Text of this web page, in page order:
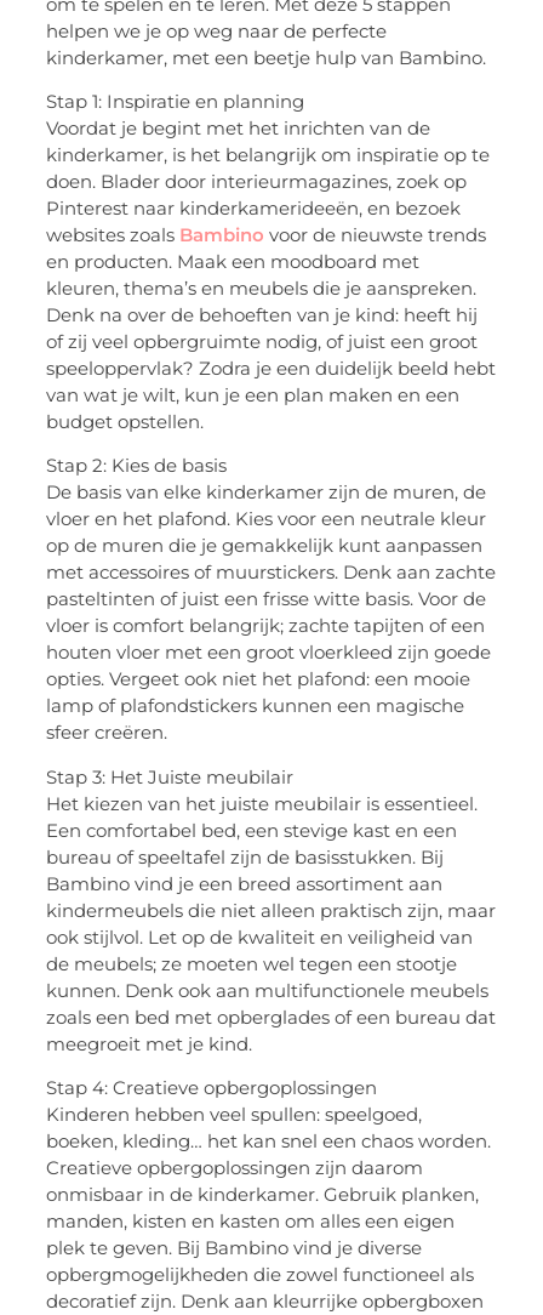
helpen we je op weg naar de perfecte
kinderkamer, met een beetje hulp van Bambino.
Stap 1: Inspiratie en planning
Voordat je begint met het inrichten van de
kinderkamer, is het belangrijk om inspiratie op te
doen. Blader door interieurmagazines, zoek op
Pinterest naar kinderkamerideeën, en bezoek
websites zoals Bambino voor de nieuwste trends
en producten. Maak een moodboard met
kleuren, thema’s en meubels die je aanspreken.
Denk na over de behoeften van je kind: heeft hij
of zij veel opbergruimte nodig, of juist een groot
speeloppervlak? Zodra je een duidelijk beeld hebt
van wat je wilt, kun je een plan maken en een
budget opstellen.
Stap 2: Kies de basis
De basis van elke kinderkamer zijn de muren, de
vloer en het plafond. Kies voor een neutrale kleur
op de muren die je gemakkelijk kunt aanpassen
met accessoires of muurstickers. Denk aan zachte
pasteltinten of juist een frisse witte basis. Voor de
vloer is comfort belangrijk; zachte tapijten of een
houten vloer met een groot vloerkleed zijn goede
opties. Vergeet ook niet het plafond: een mooie
lamp of plafondstickers kunnen een magische
sfeer creëren.
Stap 3: Het Juiste meubilair
Het kiezen van het juiste meubilair is essentieel.
Een comfortabel bed, een stevige kast en een
bureau of speeltafel zijn de basisstukken. Bij
Bambino vind je een breed assortiment aan
kindermeubels die niet alleen praktisch zijn, maar
ook stijlvol. Let op de kwaliteit en veiligheid van
de meubels; ze moeten wel tegen een stootje
kunnen. Denk ook aan multifunctionele meubels
zoals een bed met opberglades of een bureau dat
meegroeit met je kind.
Stap 4: Creatieve opbergoplossingen
Kinderen hebben veel spullen: speelgoed,
boeken, kleding… het kan snel een chaos worden.
Creatieve opbergoplossingen zijn daarom
onmisbaar in de kinderkamer. Gebruik planken,
manden, kisten en kasten om alles een eigen
plek te geven. Bij Bambino vind je diverse
opbergmogelijkheden die zowel functioneel als
decoratief zijn. Denk aan kleurrijke opbergboxen